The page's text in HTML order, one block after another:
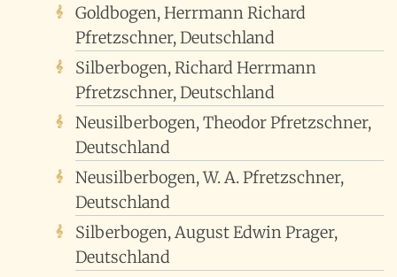
Goldbogen, Herrmann Richard
Pfretzschner, Deutschland
Silberbogen, Richard Herrmann
Pfretzschner, Deutschland
Neusilberbogen, Theodor Pfretzschner,
Deutschland
Neusilberbogen, W. A. Pfretzschner,
Deutschland
Silberbogen, August Edwin Prager,
Deutschland